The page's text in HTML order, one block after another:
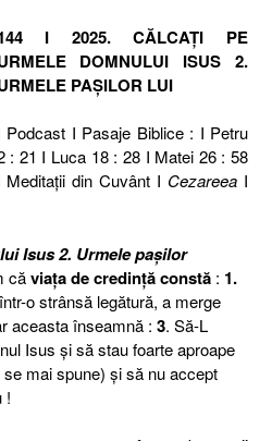
I 2025. CĂLCAȚI PE
DOMNULUI ISUS 2.
PAȘILOR LUI
Podcast I Pasaje Biblice : I Petru
: 21 I Luca 18 : 28 I Matei 26 : 58
Meditaţii din Cuvânt I Cezareea I
Isus2. Urmele pașilor
căviața de credință constă : 1.
o strânsă legătură, a merge
aceasta înseamnă : 3. Să-L
Isus și să stau foarte aproape
mai spune) și să nu accept
!